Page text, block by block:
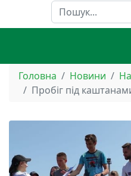
Пошук
Головна Новини
Пробіг під